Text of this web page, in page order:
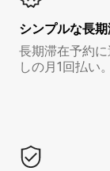
シンプルな長
長期滞在予約
しの月1回払い